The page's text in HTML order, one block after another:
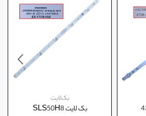
بک‌لایت
بک لايت SLS50H8